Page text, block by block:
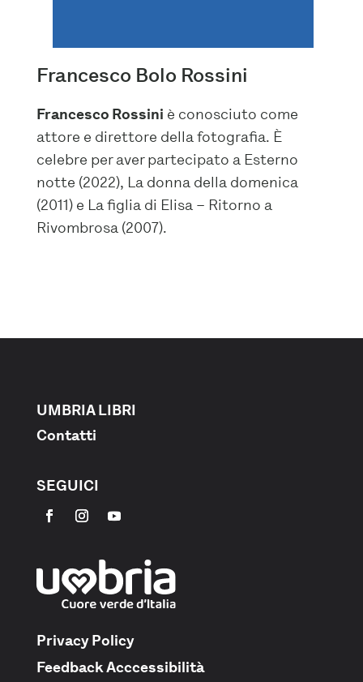
Francesco Bolo Rossini
Francesco Rossini è conosciuto come
attore e direttore della fotografia. È
celebre per aver partecipato a Esterno
notte (2022), La donna della domenica
(2011) e La figlia di Elisa – Ritorno a
Rivombrosa (2007).
UMBRIA LIBRI
Contatti
SEGUICI
Privacy Policy
Feedback Acccessibilità